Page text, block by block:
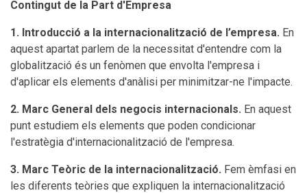
Contingut de la Part d'Empresa
1. Introducció a la internacionalització de l’empresa. En
aquest apartat parlem de la necessitat d'entendre com la
globalització és un fenòmen que envolta l'empresa i
d'aplicar els elements d'anàlisi per minimitzar-ne l'impacte.
2. Marc General dels negocis internacionals. En aquest
punt estudiem els elements que poden condicionar
l'estratègia d'internacionalització de l'empresa.
3. Marc Teòric de la internacionalització. Fem èmfasi en
les diferents teòries que expliquen la internacionalització